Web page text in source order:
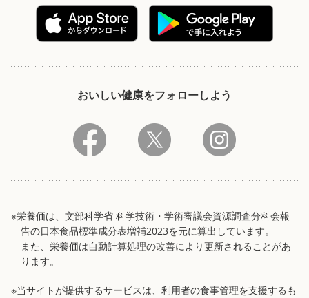
おいしい健康をフォローしよう
※栄養価は、文部科学省 科学技術・学術審議会資源調査分科会報
告の日本食品標準成分表増補2023を元に算出しています。
また、栄養価は自動計算処理の改善により更新されることがあ
ります。
※当サイトが提供するサービスは、利用者の食事管理を支援するも